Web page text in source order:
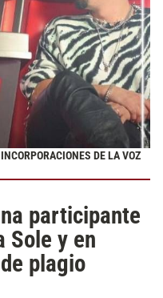
DE LA VOZ
participante
Sole y en
plagio